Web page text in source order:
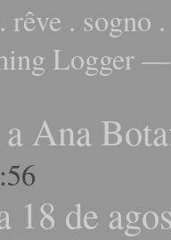
. sogno
Logger
Ana
18 de